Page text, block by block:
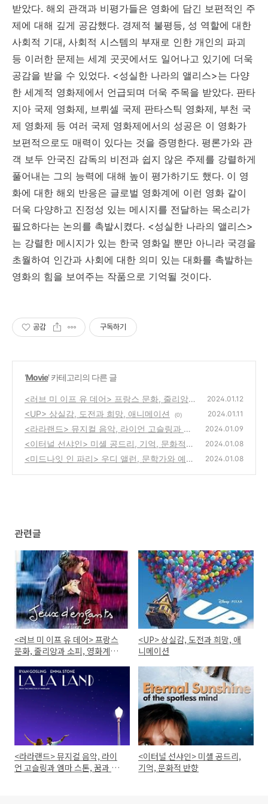
받았다. 해외 관객과 비평가들은 영화에 담긴 보편적인 주
제에 대해 깊게 공감했다. 경제적 불평등, 성 역할에 대한
사회적 기대, 사회적 시스템의 부재로 인한 개인의 파괴
등 이러한 문제는 세계 곳곳에서도 일어나고 있기에 더욱
공감을 받을 수 있었다. <성실한 나라의 앨리스>는 다양
한 세계적 영화제에서 언급되며 더욱 주목을 받았다. 판타
지아 국제 영화제, 브뤼셀 국제 판타스틱 영화제, 부천 국
제 영화제 등 여러 국제 영화제에서의 성공은 이 영화가
보편적으로도 매력이 있다는 것을 증명한다. 평론가와 관
객 보두 안국진 감독의 비전과 쉽지 않은 주제를 강렬하게
풀어내는 그의 능력에 대해 높이 평가하기도 했다. 이 영
화에 대한 해외 반응은 글로벌 영화계에 이런 영화 같이
더욱 다양하고 진정성 있는 메시지를 전달하는 목소리가
필요하다는 논의를 촉발시켰다. <성실한 나라의 앨리스>
는 강렬한 메시지가 있는 한국 영화일 뿐만 아니라 국경을
초월하여 인간과 사회에 대한 의미 있는 대화를 촉발하는
영화의 힘을 보여주는 작품으로 기억될 것이다.
공감 구독하기
'Movie' 카테고리의 다른 글
<러브 미 이프 유 데어> 프랑스 문화, 줄리앙
과 소피, 영화계의 족적
(0)
2024.01.12
<UP> 상실감, 도전과 희망, 애니메이션 (0) 2024.01.11
<라라랜드> 뮤지컬 음악, 라이언 고슬링과 엠
마 스톤, 꿈과 현실
(0)
2024.01.09
<이터널 선샤인> 미셸 공드리, 기억, 문화적
반향
(0)
2024.01.08
<미드나잇 인 파리> 우디 앨런, 문학가와 예술
2024.01.08
관련글
<러브 미 이프 유 데어> 프랑스
문화, 줄리앙과 소피, 영화계의
<UP> 상실감, 도전과 희망, 애
니메이션
<라라랜드> 뮤지컬 음악, 라이
언 고슬링과 엠마 스톤, 꿈과 현
<이터널 선샤인> 미셸 공드리,
기억, 문화적 반향